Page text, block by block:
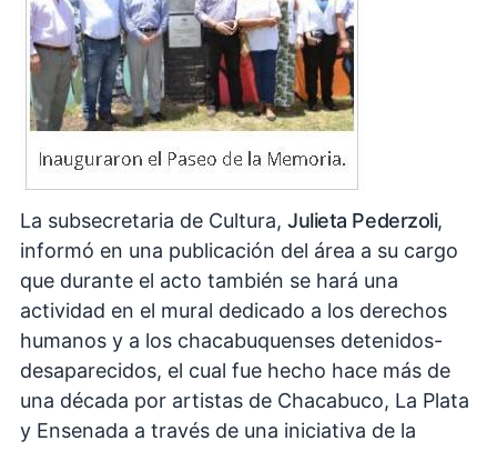
La subsecretaria de Cultura, Julieta Pederzoli,
informó en una publicación del área a su cargo
que durante el acto también se hará una
actividad en el mural dedicado a los derechos
humanos y a los chacabuquenses detenidos-
desaparecidos, el cual fue hecho hace más de
una década por artistas de Chacabuco, La Plata
y Ensenada a través de una iniciativa de la